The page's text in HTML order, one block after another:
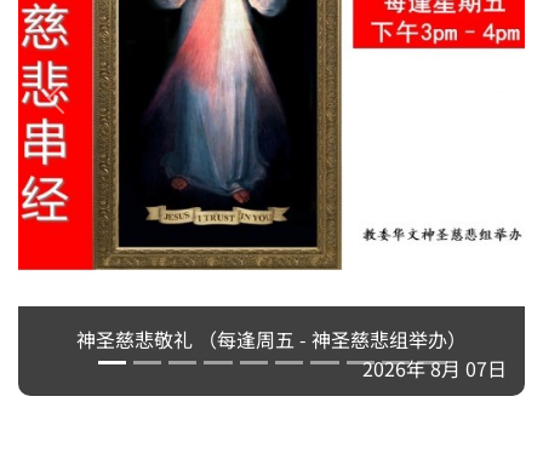
神圣慈悲敬礼 （每逢周五 - 神圣慈悲组举办）
2026年 8月 07日